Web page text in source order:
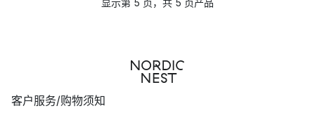
显示第 5 页，共 5 页产品
客户服务/购物须知